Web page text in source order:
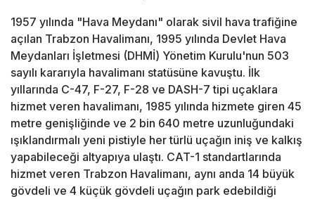
1957 yılında "Hava Meydanı" olarak sivil hava trafiğine
açılan Trabzon Havalimanı, 1995 yılında Devlet Hava
Meydanları İşletmesi (DHMİ) Yönetim Kurulu'nun 503
sayılı kararıyla havalimanı statüsüne kavuştu. İlk
yıllarında C-47, F-27, F-28 ve DASH-7 tipi uçaklara
hizmet veren havalimanı, 1985 yılında hizmete giren 45
metre genişliğinde ve 2 bin 640 metre uzunluğundaki
ışıklandırmalı yeni pistiyle her türlü uçağın iniş ve kalkış
yapabileceği altyapıya ulaştı. CAT-1 standartlarında
hizmet veren Trabzon Havalimanı, aynı anda 14 büyük
gövdeli ve 4 küçük gövdeli uçağın park edebildiği